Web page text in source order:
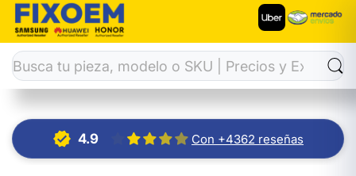
Inicio Charola Bandeja SIM Charola Sim Zte A51 / A71
4.9 Con +4362 reseñas